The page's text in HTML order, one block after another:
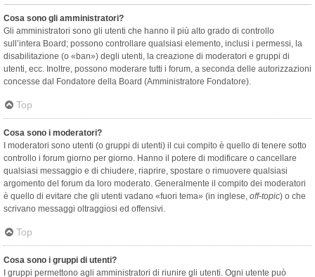
Cosa sono gli amministratori?
Gli amministratori sono gli utenti che hanno il più alto grado di controllo
sull’intera Board; possono controllare qualsiasi elemento, inclusi i permessi, la
disabilitazione (o «ban») degli utenti, la creazione di moderatori e gruppi di
utenti, ecc. Inoltre, possono moderare tutti i forum, a seconda delle autorizzazioni
concesse dal Fondatore della Board (Amministratore Fondatore).
Top
Cosa sono i moderatori?
I moderatori sono utenti (o gruppi di utenti) il cui compito è quello di tenere sotto
controllo i forum giorno per giorno. Hanno il potere di modificare o cancellare
qualsiasi messaggio e di chiudere, riaprire, spostare o rimuovere qualsiasi
argomento del forum da loro moderato. Generalmente il compito dei moderatori
è quello di evitare che gli utenti vadano «fuori tema» (in inglese, off-topic) o che
scrivano messaggi oltraggiosi ed offensivi.
Top
Cosa sono i gruppi di utenti?
I gruppi permettono agli amministratori di riunire gli utenti. Ogni utente può